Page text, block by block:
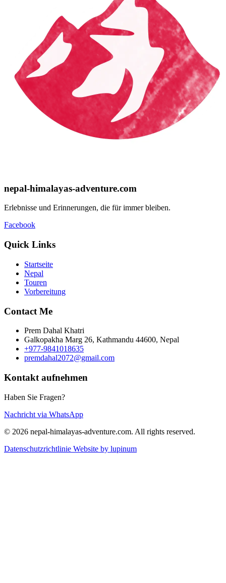
nepal-himalayas-adventure.com
Erlebnisse und Erinnerungen, die für immer bleiben.
Facebook
Quick Links
Startseite
Nepal
Touren
Vorbereitung
Contact Me
Prem Dahal Khatri
Galkopakha Marg 26, Kathmandu 44600, Nepal
+977-9841018635
premdahal2072@gmail.com
Kontakt aufnehmen
Haben Sie Fragen?
Nachricht via WhatsApp
© 2026 nepal-himalayas-adventure.com. All rights reserved.
Datenschutzrichtlinie Website by lupinum